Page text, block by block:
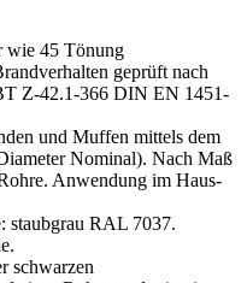
wie 45 Tönung
geprüft nach
Z-42.1-366 DIN EN 1451-
und Muffen mittels dem
Nominal). Nach Maß
Anwendung im Haus-
staubgrau RAL 7037.
schwarzen